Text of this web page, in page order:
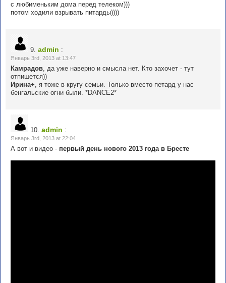
с любименьким дома перед телеком)))
потом ходили взрывать питарды))))
9. admin :
Январь 3rd, 2013 at 13:47
Камрадов, да уже наверно и смысла нет. Кто захочет - тут
отпишется))
Ирина+, я тоже в кругу семьи. Только вместо петард у нас
бенгальские огни были. *DANCE2*
10. admin :
Январь 3rd, 2013 at 22:04
А вот и видео - первый день нового 2013 года в Бресте